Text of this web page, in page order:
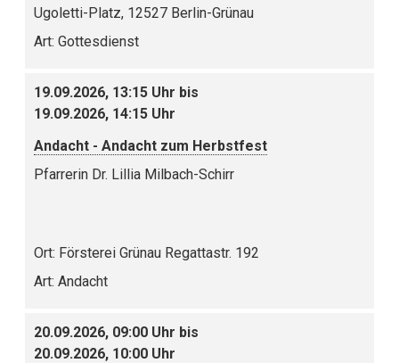
Ugoletti-Platz, 12527 Berlin-Grünau
Art: Gottesdienst
19.09.2026, 13:15 Uhr bis
19.09.2026, 14:15 Uhr
Andacht - Andacht zum Herbstfest
Pfarrerin Dr. Lillia Milbach-Schirr
Ort: Försterei Grünau Regattastr. 192
Art: Andacht
20.09.2026, 09:00 Uhr bis
20.09.2026, 10:00 Uhr